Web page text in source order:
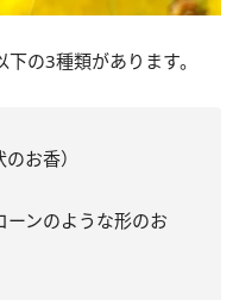
の3種類があります。
お香）
ーンのような形のお